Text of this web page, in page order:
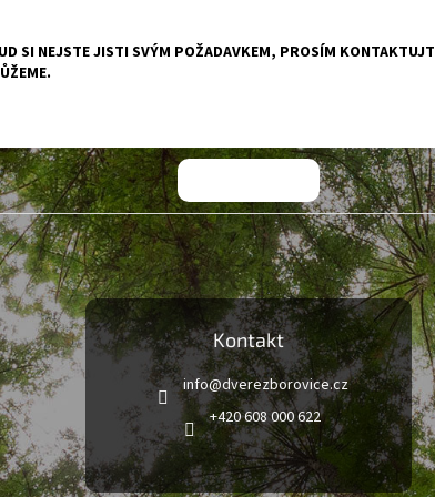
SI NEJSTE JISTI SVÝM POŽADAVKEM, PROSÍM
Kontakt
info@dverezborovice.cz
+420 608 000 622